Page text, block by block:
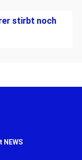
stirbt noch
NEWS